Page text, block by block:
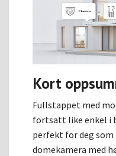
Kort
Fullstappet med
fortsatt like enkel i
perfekt for deg
domekamera med